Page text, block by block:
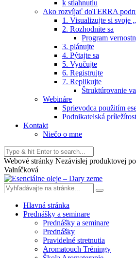
k stiahnutiu
Ako rozvíjať doTERRA
1. Visualizujte si svoje
2. Rozhodnite sa
Program
3. plánujte
4. Pýtajte sa
5. Vyučujte
6. Registrujte
7. Replikujte
Štruktúrovanie
Webináre
Sprievodca použitím
Podnikatelská
Kontakt
Niečo o mne
Webové stránky Nezávislej produktovej
Valníčková
Hlavná stránka
Prednášky a seminare
Prednášky a seminare
Prednášky
Pravidelné stretnutia
Aromatouch Tréningy